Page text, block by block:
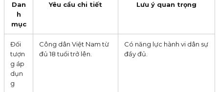
Dan
h
mục
Yêu cầu chi tiết Lưu ý quan trọng
Đối
tượn
g áp
dụn
g
Công dân Việt Nam từ
đủ 18 tuổi trở lên.
Có năng lực hành vi dân sự
đầy đủ.